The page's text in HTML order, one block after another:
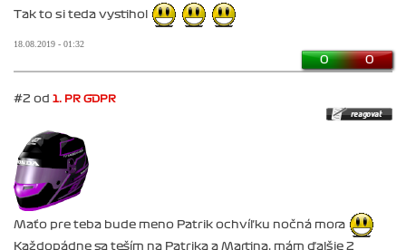
Tak to si teda vystihol
18.08.2019 - 01:32
0 0
#2 od 1. PR GDPR
Maťo pre teba bude meno Patrik ochvíľku nočná mora
Každopádne sa teším na Patrika a Martina, mám ďalšie 2